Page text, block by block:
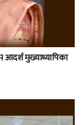
आदर्श मुख्याध्यापिका